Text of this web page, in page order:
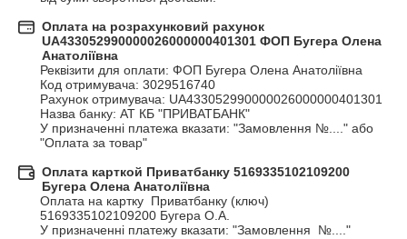
Оплата на розрахунковий рахунок
UA433052990000026000000401301 ФОП Бугера Олена
Анатоліївна
Реквізити для оплати: ФОП Бугера Олена Анатоліївна
Код отримувача: 3029516740
Рахунок отримувача: UA433052990000026000000401301
Назва банку: АТ КБ "ПРИВАТБАНК"
У призначенні платежа вказати: "Замовлення №...." або
"Оплата за товар"
Оплата карткой Приватбанку 5169335102109200
Бугера Олена Анатоліївна
Оплата на картку  Приватбанку (ключ)
5169335102109200 Бугера О.А.
У призначенні платежу вказати: "Замовлення  №...."